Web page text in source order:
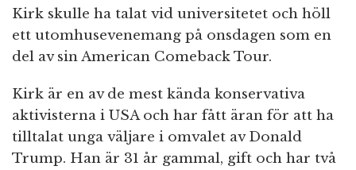
Kirk skulle ha talat vid universitetet och höll
ett utomhusevenemang på onsdagen som en
del av sin American Comeback Tour.
Kirk är en av de mest kända konservativa
aktivisterna i USA och har fått äran för att ha
tilltalat unga väljare i omvalet av Donald
Trump. Han är 31 år gammal, gift och har två